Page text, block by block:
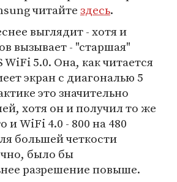
читайтездесь.
выглядит - хотя и
вызывает - "старшая"
WiFi 5.0. Она, как читается
экран с диагональю 5
это значительно
хотя он и получил то же
и WiFi 4.0 - 800 на 480
большей четкости
было бы
разрешение повыше.